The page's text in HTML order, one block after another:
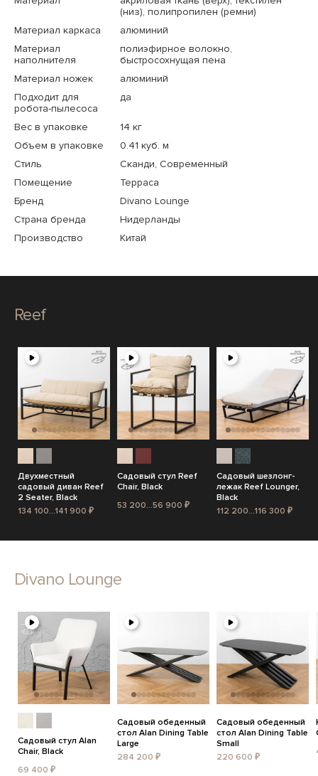
(низ), полипропилен (ремни)
Материал каркаса
алюминий
Материал
наполнителя
полиэфирное волокно,
быстросохнущая пена
Материал ножек
алюминий
Подходит для
робота-пылесоса
да
Вес в упаковке
14 кг
Объем в упаковке
0.41 куб. м
Стиль
Сканди, Современный
Помещение
Терраса
Бренд
Divano Lounge
Страна бренда
Нидерланды
Производство
Китай
Reef
Двухместный
садовый диван Reef
2 Seater, Black
134 100...141 900 ₽
Садовый стул Reef
Chair, Black
53 200...56 900 ₽
Садовый шезлонг-
лежак Reef Lounger,
Black
112 200...116 300 ₽
Divano Lounge
Садовый стул Alan
Chair, Black
69 400 ₽
Садовый обеденный
стол Alan Dining Table
Large
284 200 ₽
Садовый обеденный
стол Alan Dining Table
Small
220 600 ₽